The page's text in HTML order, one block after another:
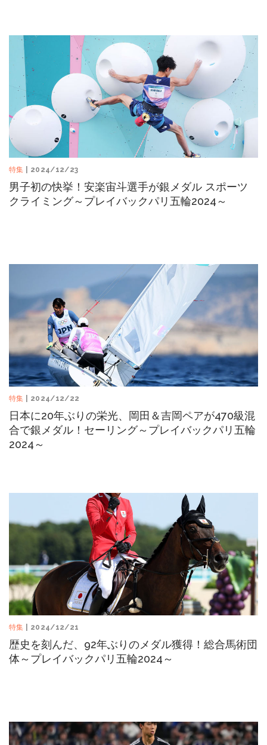
特集 | 2024/12/23
男子初の快挙！安楽宙斗選手が銀メダル スポーツ
クライミング～プレイバックパリ五輪2024～
特集 | 2024/12/22
日本に20年ぶりの栄光、岡田＆吉岡ペアが470級混
合で銀メダル！セーリング～プレイバックパリ五輪
2024～
特集 | 2024/12/21
歴史を刻んだ、92年ぶりのメダル獲得！総合馬術団
体～プレイバックパリ五輪2024～